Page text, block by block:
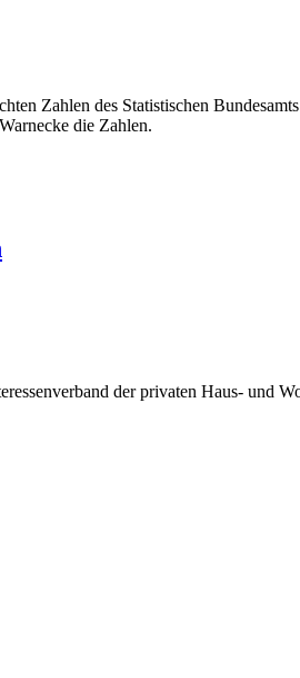
Zahlen des Statistischen
die Zahlen.
der privaten Haus- und